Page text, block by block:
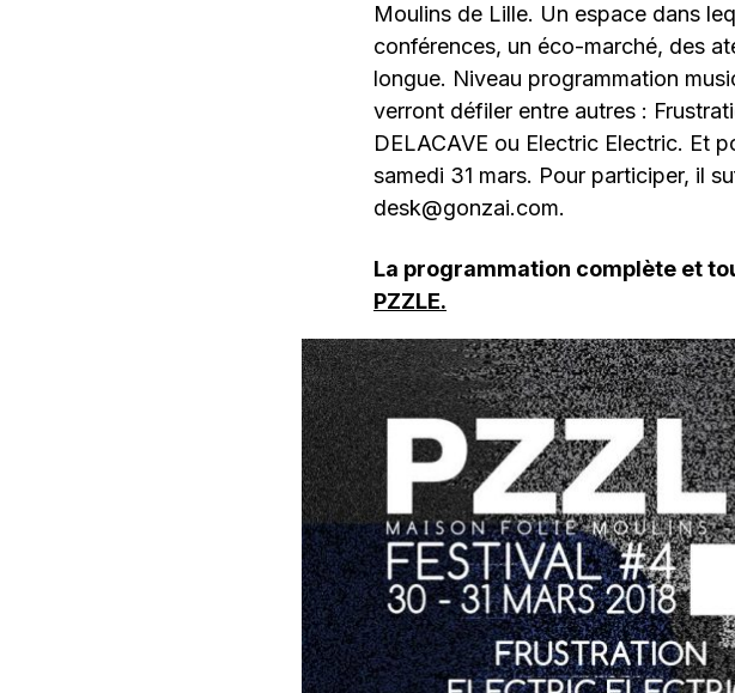
Moulins de Lille. Un espace dans
conférences, un éco-marché, des
longue. Niveau programmation
verront défiler entre autres :
DELACAVE ou Electric Electric. Et
samedi 31 mars. Pour participer, il
desk@gonzai.com.
La programmation complète et
PZZLE.